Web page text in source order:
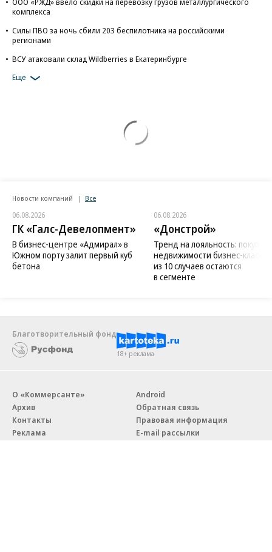
комплекса
Силы ПВО за ночь сбили 203 беспилотника на российскими
регионами
ВСУ атаковали склад Wildberries в Екатеринбурге
Еще
Новости компаний Все
06.08.2026
ГК «Галс-Девелопмент»
В бизнес-центре «Адмирал» в
Южном порту залит первый куб
бетона
06.08.2026
«Донстрой»
Тренд на лояльность:
недвижимости бизнес-класса
из 10 случаев остаются
в сегменте
Благотворительный фонд
18+ реклама
О «Коммерсанте»
Архив
Контакты
Реклама
Android
Обратная связь
Правовая информация
E-mail рассылки